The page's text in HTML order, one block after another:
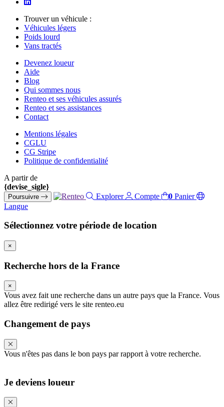
Trouver un véhicule :
Véhicules légers
Poids lourd
Vans tractés
Devenez loueur
Aide
Blog
Qui sommes nous
Renteo et ses véhicules assurés
Renteo et ses assistances
Contact
Mentions légales
CGLU
CG Stripe
Politique de confidentialité
A partir de
{devise_sigle}
Poursuivre Explorer Compte 0 Panier
Langue
Sélectionnez votre période de location
×
Recherche hors de la France
×
Vous avez fait une recherche dans un autre pays que la France. Vous
allez être redirigé vers le site renteo.eu
Changement de pays
Vous n'êtes pas dans le bon pays par rapport à votre recherche.
Je deviens loueur